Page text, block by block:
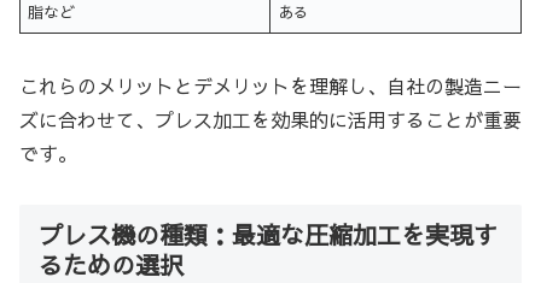
脂など
ある
これらのメリットとデメリットを理解し、自社の製造ニー
ズに合わせて、プレス加工を効果的に活用することが重要
です。
プレス機の種類：最適な圧縮加工を実現す
るための選択